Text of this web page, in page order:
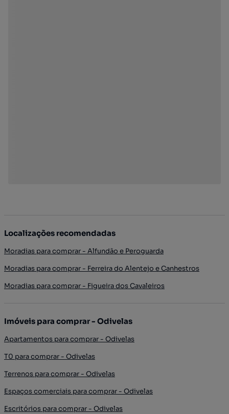
Localizações recomendadas
Moradias para comprar - Alfundão e Peroguarda
Moradias para comprar - Ferreira do Alentejo e Canhestros
Moradias para comprar - Figueira dos Cavaleiros
Imóveis para comprar - Odivelas
Apartamentos para comprar - Odivelas
T0 para comprar - Odivelas
Terrenos para comprar - Odivelas
Espaços comerciais para comprar - Odivelas
Escritórios para comprar - Odivelas